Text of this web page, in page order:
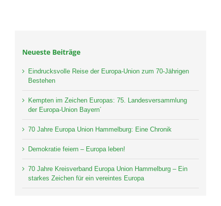
Neueste Beiträge
Eindrucksvolle Reise der Europa-Union zum 70-Jährigen
Bestehen
Kempten im Zeichen Europas: 75. Landesversammlung
der Europa-Union Bayern´
70 Jahre Europa Union Hammelburg: Eine Chronik
Demokratie feiern – Europa leben!
70 Jahre Kreisverband Europa Union Hammelburg – Ein
starkes Zeichen für ein vereintes Europa